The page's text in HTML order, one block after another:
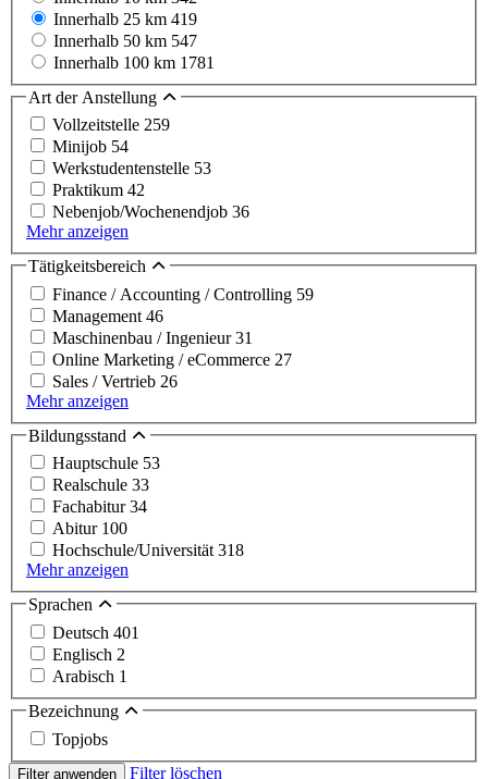
Innerhalb 25 km 419
Innerhalb 50 km 547
Innerhalb 100 km 1781
Art der Anstellung
Vollzeitstelle 259
Minijob 54
Werkstudentenstelle 53
Praktikum 42
Nebenjob/Wochenendjob 36
Mehr anzeigen
Tätigkeitsbereich
Finance / Accounting / Controlling 59
Management 46
Maschinenbau / Ingenieur31
Online Marketing / eCommerce 27
Sales / Vertrieb 26
Mehr anzeigen
Bildungsstand
Hauptschule 53
Realschule 33
Fachabitur34
Abitur 100
Hochschule/Universität318
Mehr anzeigen
Sprachen
Deutsch 401
Englisch 2
Arabisch 1
Bezeichnung
Topjobs
Filter anwenden Filter löschen